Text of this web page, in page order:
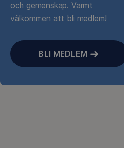
och gemenskap. Varmt
välkommen att bli medlem!
BLI MEDLEM